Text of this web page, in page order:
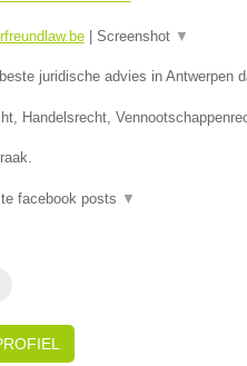
| Screenshot ▼
juridische advies in Antwerpen
Handelsrecht,
facebook posts ▼